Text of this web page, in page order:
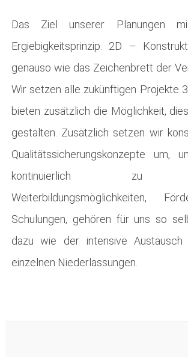
Das Ziel unserer Planungen
Ergiebigkeitsprinzip. 2D –
genauso wie das Zeichenbrett der
Wir setzen alle zukünftigen Projekte
bieten zusätzlich die Möglichkeit,
gestalten. Zusätzlich setzen wir
Qualitätssicherungskonzepte um,
kontinuierlich zu
Weiterbildungsmöglichkeiten,
Schulungen, gehören für uns so
dazu wie der intensive Austausch
einzelnen Niederlassungen.